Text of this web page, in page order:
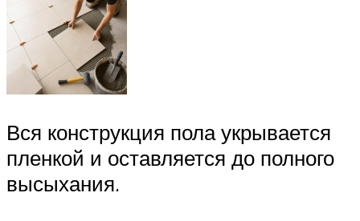
Вся конструкция пола укрывается
пленкой и оставляется до полного
высыхания.